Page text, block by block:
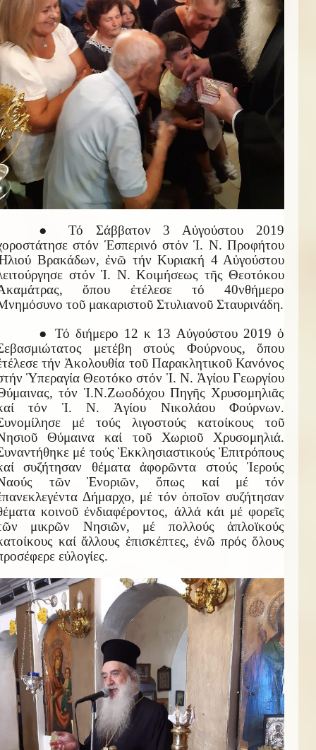
● Τό Σάββατον 3 Αὐγούστου 2019
στόν Ἑσπερινό στόν Ἱ. Ν. Προφήτου
Βρακάδων, ἐνῶ τήν Κυριακή 4 Αὐγούστου
στόν Ἱ. Ν. Κοιμήσεως τῆς Θεοτόκου
ὅπου ἐτέλεσε τό 40νθήμερο
τοῦ μακαριστοῦ Στυλιανοῦ Σταυρινάδη.
● Τό διήμερο 12 κ 13 Αὐγούστου 2019 ὁ
μετέβη στούς Φούρνους, ὅπου
τήν Ἀκολουθία τοῦ Παρακλητικοῦ Κανόνος
Ὑπεραγία Θεοτόκο στόν Ἱ. Ν. Ἁγίου Γεωργίου
τόν Ἱ.Ν.Ζωοδόχου Πηγῆς Χρυσομηλιᾶς
τόν Ἱ. Ν. Ἁγίου Νικολάου Φούρνων.
μέ τούς λιγοστούς κατοίκους τοῦ
Θύμαινα καί τοῦ Χωριοῦ Χρυσομηλιά.
μέ τούς Ἐκκλησιαστικούς Ἐπιτρόπους
συζήτησαν θέματα ἀφορῶντα στούς Ἱερούς
τῶν Ἐνοριῶν, ὅπως καί μέ τόν
Δήμαρχο, μέ τόν ὁποῖον συζήτησαν
κοινοῦ ἐνδιαφέροντος, ἀλλά κάι μέ φορεῖς
μικρῶν Νησιῶν, μέ πολλούς ἁπλοϊκούς
καί ἄλλους ἐπισκέπτες, ἐνῶ πρός ὅλους
εὐλογίες.